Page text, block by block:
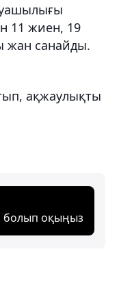
11 жиен, 19
жан санайды.
ақжаулықты
болып оқыңыз